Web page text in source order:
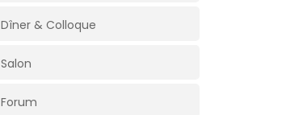
Dîner & Colloque
Salon
Forum